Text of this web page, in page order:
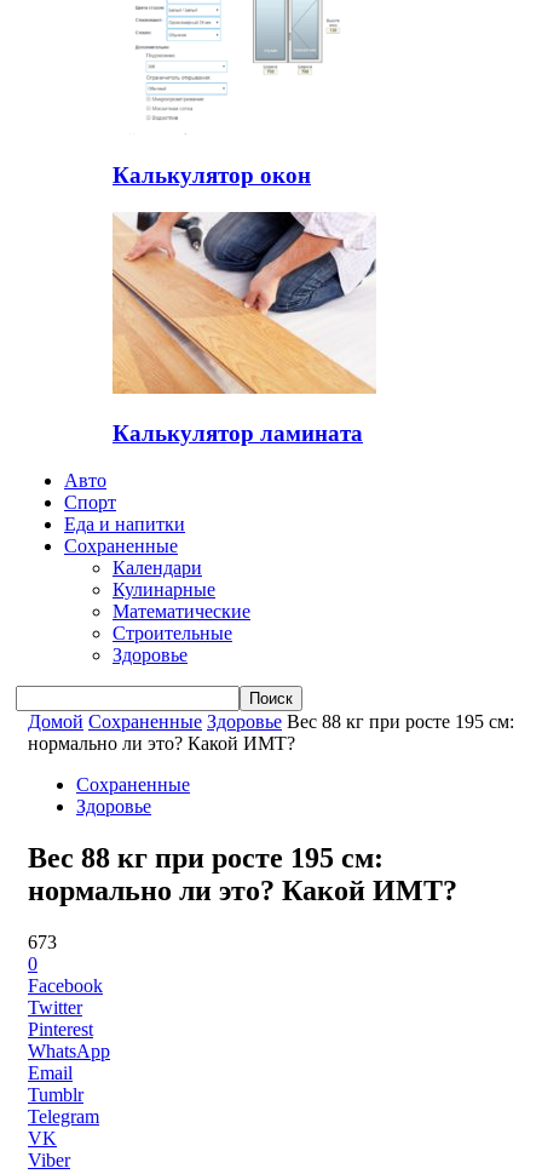
Калькулятор окон
Калькулятор ламината
Авто
Спорт
Еда и напитки
Сохраненные
Календари
Кулинарные
Математические
Строительные
Здоровье
Домой Сохраненные Здоровье Вес 88 кг при росте 195 см:
нормально ли это? Какой ИМТ?
Сохраненные
Здоровье
Вес 88 кг при росте 195 см:
нормально ли это? Какой ИМТ?
673
0
Facebook
Twitter
Pinterest
WhatsApp
Email
Tumblr
Telegram
VK
Viber